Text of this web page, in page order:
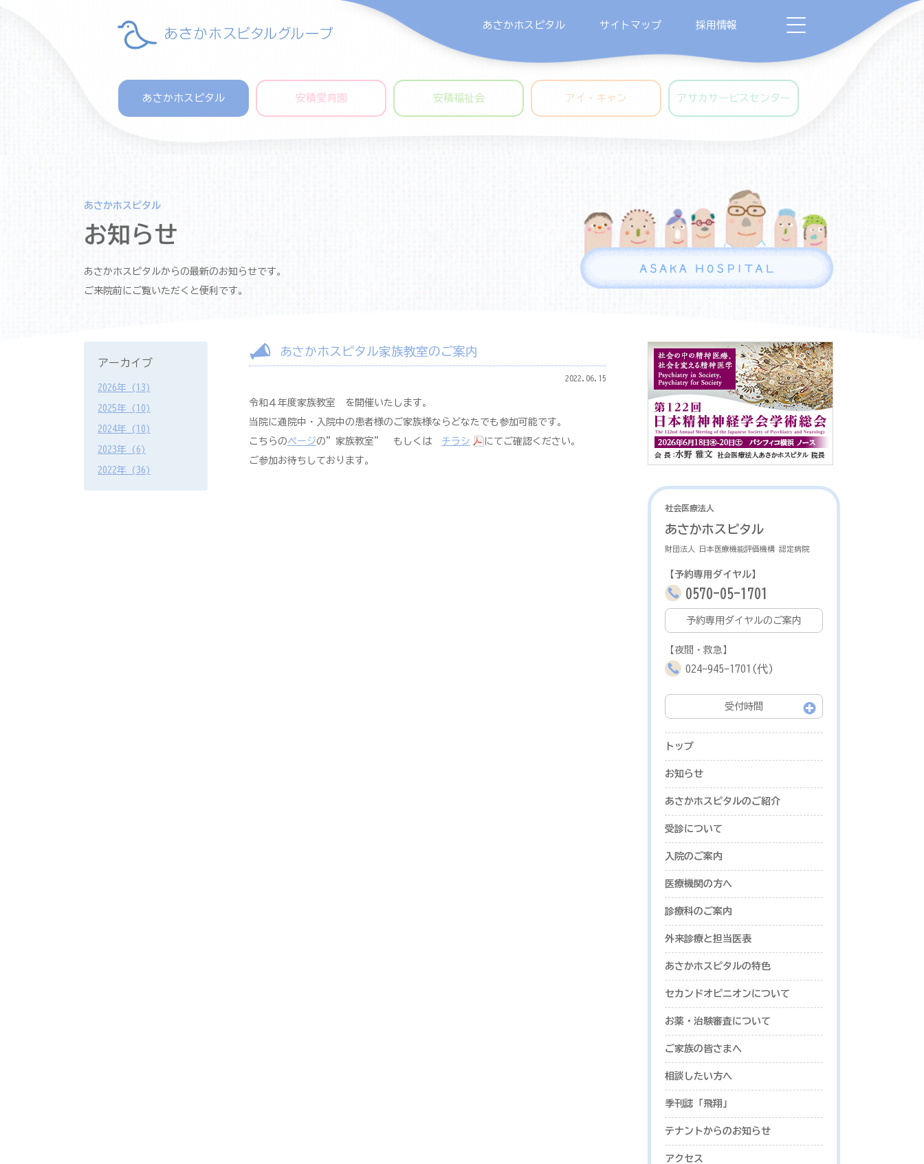
あさかホスピタル サイトマップ 採用情報
あさかホスピタル 安積愛育園 安積福祉会 アイ・キャン アサカサービスセンター
あさかホスピタル
お知らせ
あさかホスピタルからの最新のお知らせです。
ご来院前にご覧いただくと便利です。
あさかホスピタル家族教室のご案内
2022.06.15
令和４年度家族教室 を開催いたします。
当院に通院中・入院中の患者様のご家族様ならどなたでも参加可能です。
こちらのページの”家族教室” もしくは チラシ
にてご確認ください。
ご参加お待ちしております。
アーカイブ
2026年 (13)
2025年 (10)
2024年 (10)
2023年 (6)
2022年 (36)
社会医療法人
あさかホスピタル
財団法人 日本医療機能評価機構 認定病院
【予約専用ダイヤル】
0570-05-1701
予約専用ダイヤルのご案内
【夜間・救急】
024-945-1701(代)
受付時間
トップ
お知らせ
あさかホスピタルのご紹介
受診について
入院のご案内
医療機関の方へ
診療科のご案内
外来診療と担当医表
あさかホスピタルの特色
セカンドオピニオンについて
お薬・治験審査について
ご家族の皆さまへ
相談したい方へ
季刊誌「飛翔」
テナントからのお知らせ
アクセス